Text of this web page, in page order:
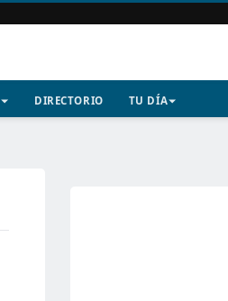
DIRECTORIO TU DÍA